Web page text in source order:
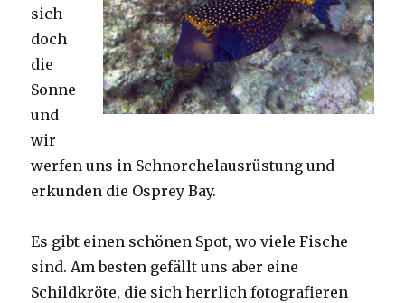
sich
doch
die
Sonne
und
wir
werfen uns in Schnorchelausrüstung und
erkunden die Osprey Bay.
Es gibt einen schönen Spot, wo viele Fische
sind. Am besten gefällt uns aber eine
Schildkröte, die sich herrlich fotografieren